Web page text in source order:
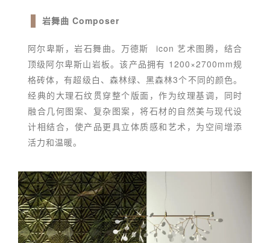
岩舞曲 Composer
阿尔卑斯，岩石舞曲。 万德斯
icon 艺术图腾，结合
顶级阿尔卑斯山岩板。该产品拥有 1200×2700mm规
格砖体，有超级白、森林绿、黑森林3个不同的颜色。
经典的大理石纹贯穿整个版面，作为纹理基调，同时
融合几何图案、复杂图案，将石材的自然美与现代设
计相结合，使产品更具立体质感和艺术，为空间增添
活力和温暖。